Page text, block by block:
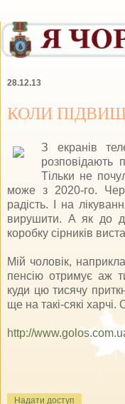
28.12.13
КОЛИ
З екранів
розповідають
Тільки не
може з 2020-го.
радість. І на
вирушити. А як до
коробку сірників
Мій чоловік,
пенсію отримує аж
куди цю тисячу
ще на такі-сякі харчі.
http://
Надати доступ